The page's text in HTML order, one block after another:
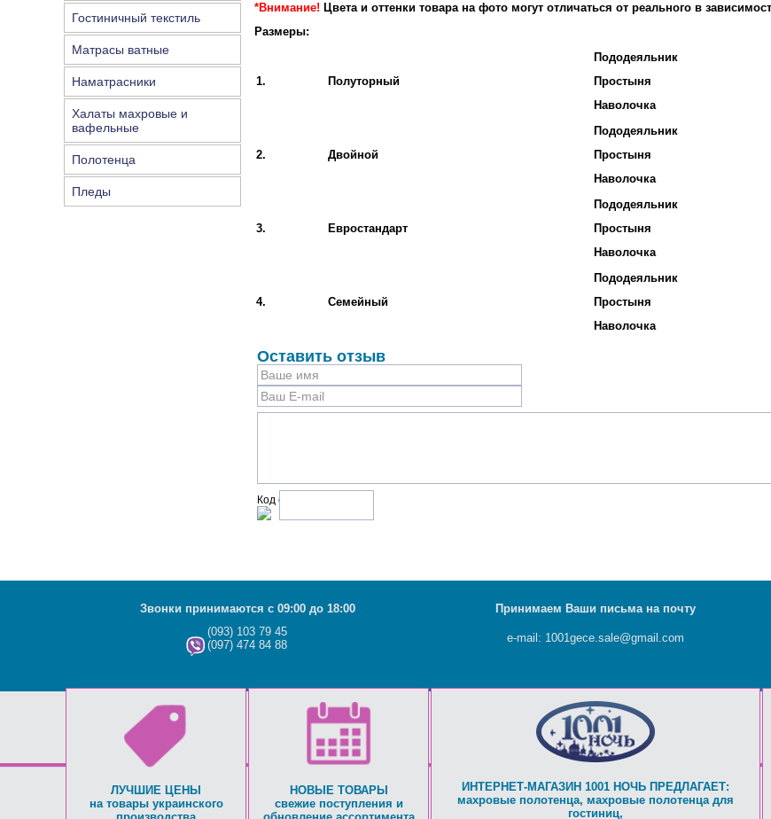
Гостиничный текстиль
Матрасы ватные
Наматрасники
Халаты махровые и
вафельные
Полотенца
Пледы
*Внимание! Цвета и оттенки товара на фото могут отличаться от реального в
Размеры:
1. Полуторный
Пододеяльник
Простыня
Наволочка
2. Двойной
Пододеяльник
Простыня
Наволочка
3. Евростандарт
Пододеяльник
Простыня
Наволочка
4. Семейный
Пододеяльник
Простыня
Наволочка
Оставить отзыв
Код с рисунка:
Звонки принимаются с 09:00 до 18:00 Принимаем Ваши письма на почту
(093) 103 79 45
(097) 474 84 88
e-mail: 1001gece.sale@gmail.com
ЛУЧШИЕ ЦЕНЫ
на товары украинского
НОВЫЕ ТОВАРЫ
свежие поступления и
ИНТЕРНЕТ-МАГАЗИН 1001 НОЧЬ ПРЕДЛАГАЕТ:
махровые полотенца, махровые полотенца для
гостиниц,